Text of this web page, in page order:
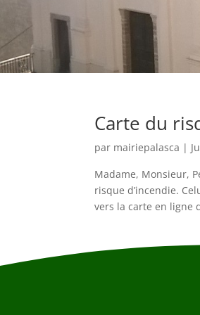
Carte du
par mairiepalasca |
Madame, Monsieur,
risque d’incendie.
vers la carte en ligne